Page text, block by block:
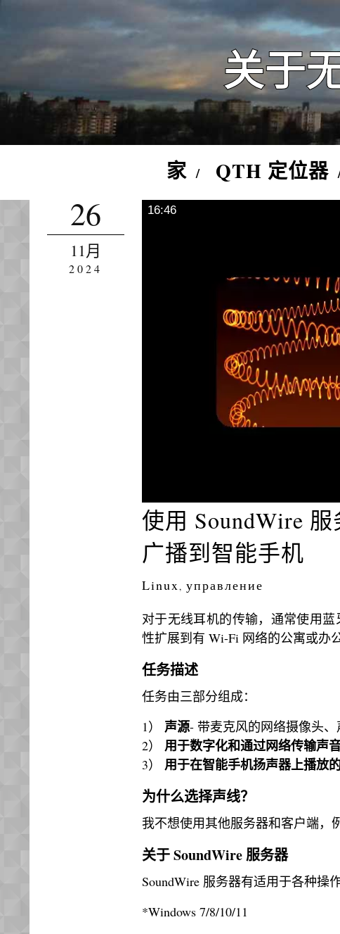
关于
家 QTH 定位器
26
11月
2024
16:46
使用 SoundWire
广播到智能手机
Linux, управление
对于无线耳机的传输，通常使用
性扩展到有 Wi-Fi 网络的公寓或办公
任务描述
任务由三部分组成：
1） 声源- 带麦克风的网络摄像头、
2） 用于数字化和通过网络传输声
3） 用于在智能手机扬声器上播放
为什么选择声线？
我不想使用其他服务器和客户端，
关于 SoundWire 服务器
SoundWire 服务器有适用于各种操
*Windows 7/8/10/11